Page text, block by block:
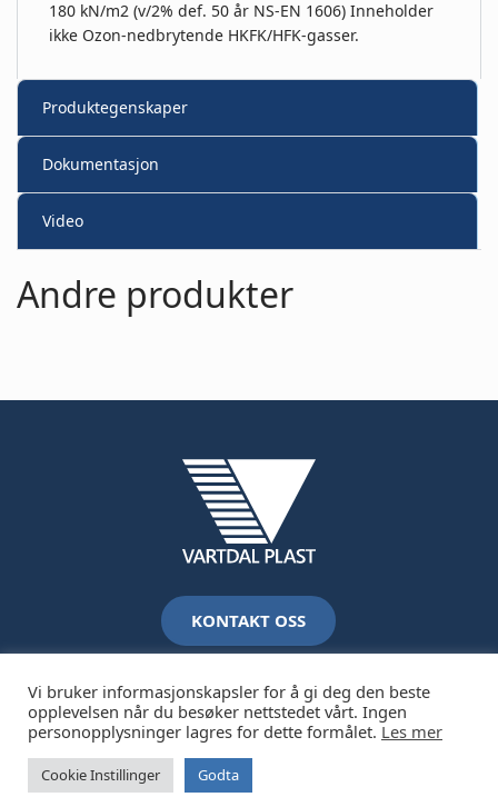
180 kN/m2 (v/2% def. 50 år NS-EN 1606) Inneholder
ikke Ozon-nedbrytende HKFK/HFK-gasser.
Produktegenskaper
Dokumentasjon
Video
Andre produkter
KONTAKT OSS
2026 Vartdal Plastindustri AS /
Vi bruker informasjonskapsler for å gi deg den beste
opplevelsen når du besøker nettstedet vårt. Ingen
personopplysninger lagres for dette formålet. Les mer
Cookie Instillinger Godta